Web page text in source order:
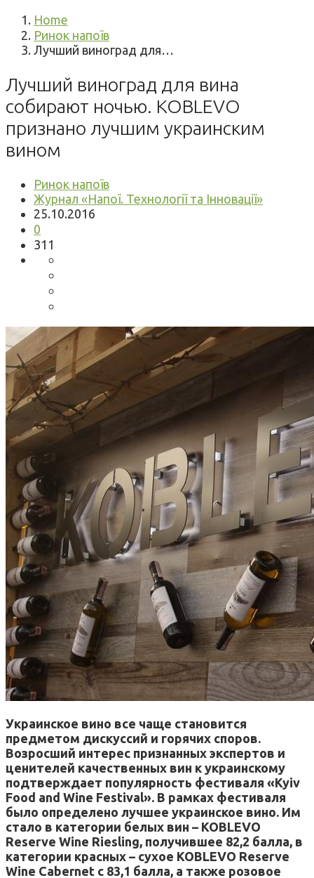
Home
Ринок напоїв
Лучший виноград для…
Лучший виноград для вина
собирают ночью. KOBLEVO
признано лучшим украинским
вином
Ринок напоїв
Журнал «Напої. Технології та Інновації»
25.10.2016
0
311
Украинское вино все чаще становится
предметом дискуссий и горячих споров.
Возросший интерес признанных экспертов и
ценителей качественных вин к украинскому
подтверждает популярность фестиваля «Kyiv
Food and Wine Festival». В рамках фестиваля
было определено лучшее украинское вино. Им
стало в категории белых вин – KOBLEVO
Reserve Wine Riesling, получившее 82,2 балла, в
категории красных – сухое KOBLEVO Reserve
Wine Cabernet с 83,1 балла, а также розовое